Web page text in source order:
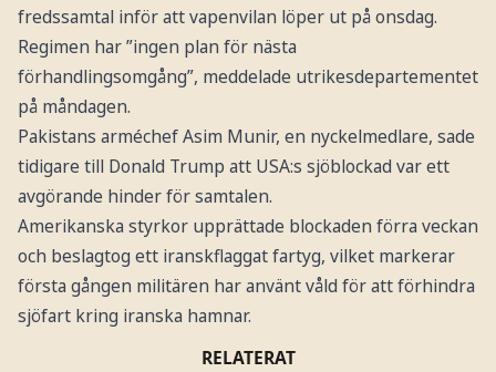
fredssamtal inför att vapenvilan löper ut på onsdag.
Regimen har ”ingen plan för nästa
förhandlingsomgång”, meddelade utrikesdepartementet
på måndagen.
Pakistans arméchef Asim Munir, en nyckelmedlare, sade
tidigare till Donald Trump att USA:s sjöblockad var ett
avgörande hinder för samtalen.
Amerikanska styrkor upprättade blockaden förra veckan
och beslagtog ett iranskflaggat fartyg, vilket markerar
första gången militären har använt våld för att förhindra
sjöfart kring iranska hamnar.
RELATERAT